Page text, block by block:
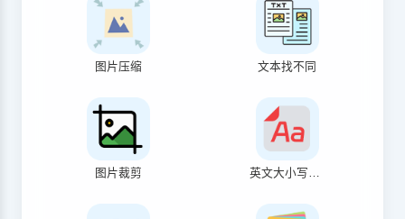
图片压缩 文本找不同
图片裁剪 英文大小写转换